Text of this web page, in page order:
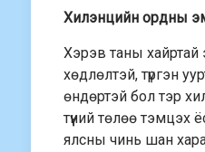
Хилэнцийн ордны
Хэрэв таны хайртай
хөдлөлтэй, түргэн
өндөртэй бол тэр
түүний төлөө тэмцэх
ялсны чинь шан